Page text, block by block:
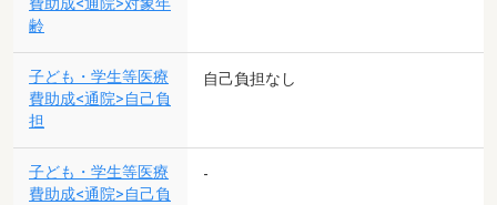
齢
子ども・学生等医療
費助成<通院>自己負
担
自己負担なし
子ども・学生等医療
費助成<通院>自己負
-